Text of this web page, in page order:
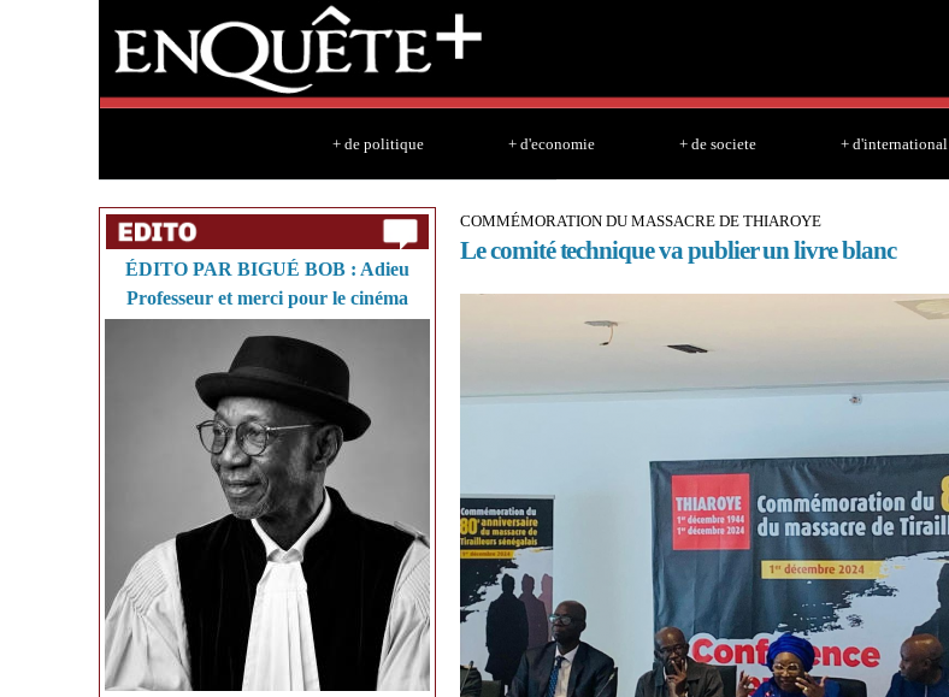
+ de politique + d'economie + de societe + d'international
ÉDITO PAR BIGUÉ BOB : Adieu
Professeur et merci pour le cinéma
COMMÉMORATION DU MASSACRE DE THIAROYE
Le comité technique va publier un livre blanc